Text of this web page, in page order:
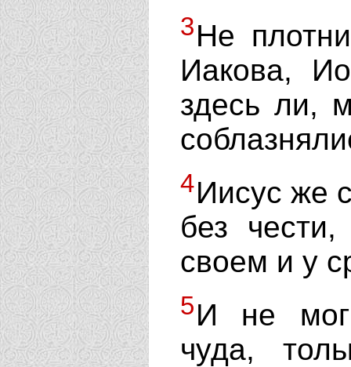
3Не
Иакова,
здесь ли,
4Иисус же
без
своем и у
5И не мог
чуда,